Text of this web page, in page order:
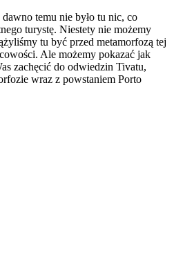
temu nie było tu nic, co
turystę. Niestety nie możemy
tu być przed metamorfozą tej
Ale możemy pokazać jak
zachęcić do odwiedzin Tivatu,
wraz z powstaniem Porto